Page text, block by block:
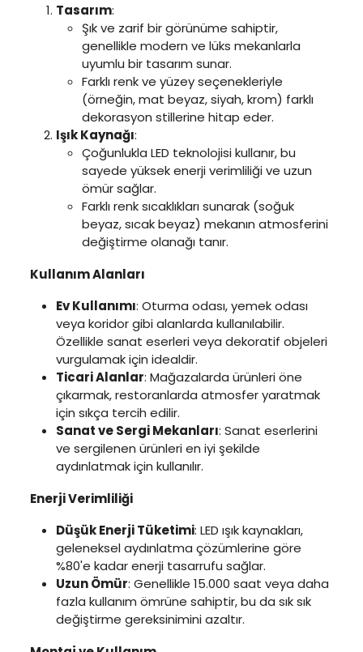
Tasarım:
Şık ve zarif bir görünüme sahiptir,
genellikle modern ve lüks mekanlarla
uyumlu bir tasarım sunar.
Farklı renk ve yüzey seçenekleriyle
(örneğin, mat beyaz, siyah, krom) farklı
dekorasyon stillerine hitap eder.
Işık Kaynağı:
Çoğunlukla LED teknolojisi kullanır, bu
sayede yüksek enerji verimliliği ve uzun
ömür sağlar.
Farklı renk sıcaklıkları sunarak (soğuk
beyaz, sıcak beyaz) mekanın atmosferini
değiştirme olanağı tanır.
Kullanım Alanları
Ev Kullanımı: Oturma odası, yemek odası
veya koridor gibi alanlarda kullanılabilir.
Özellikle sanat eserleri veya dekoratif objeleri
vurgulamak için idealdir.
Ticari Alanlar: Mağazalarda ürünleri öne
çıkarmak, restoranlarda atmosfer yaratmak
için sıkça tercih edilir.
Sanat ve Sergi Mekanları: Sanat eserlerini
ve sergilenen ürünleri en iyi şekilde
aydınlatmak için kullanılır.
Enerji Verimliliği
Düşük Enerji Tüketimi: LED ışık kaynakları,
geleneksel aydınlatma çözümlerine göre
%80'e kadar enerji tasarrufu sağlar.
Uzun Ömür: Genellikle 15.000 saat veya daha
fazla kullanım ömrüne sahiptir, bu da sık sık
değiştirme gereksinimini azaltır.